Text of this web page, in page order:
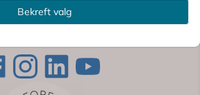
og legemidler i hele Norge.
Bekreft valg